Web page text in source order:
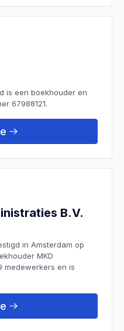
is een boekhouder en
67988121.
B.V.
in Amsterdam op
MKD
medewerkers en is